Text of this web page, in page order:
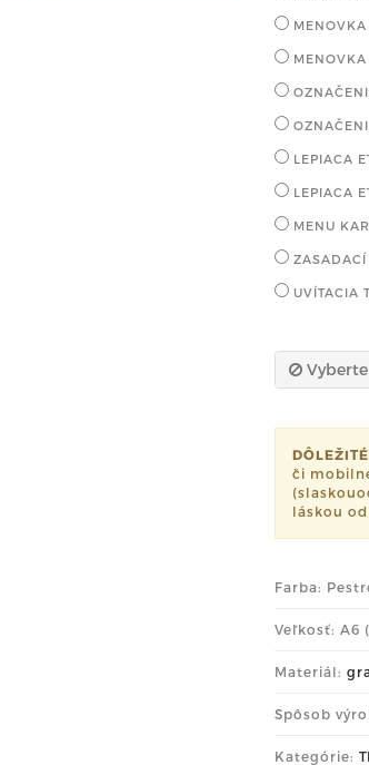
LEPIACA
LEPIACA
MENU
UVÍTACIA
či
láskou
Farba:
Veľkosť: A6
Materiál:
Spôsob
Kategórie: